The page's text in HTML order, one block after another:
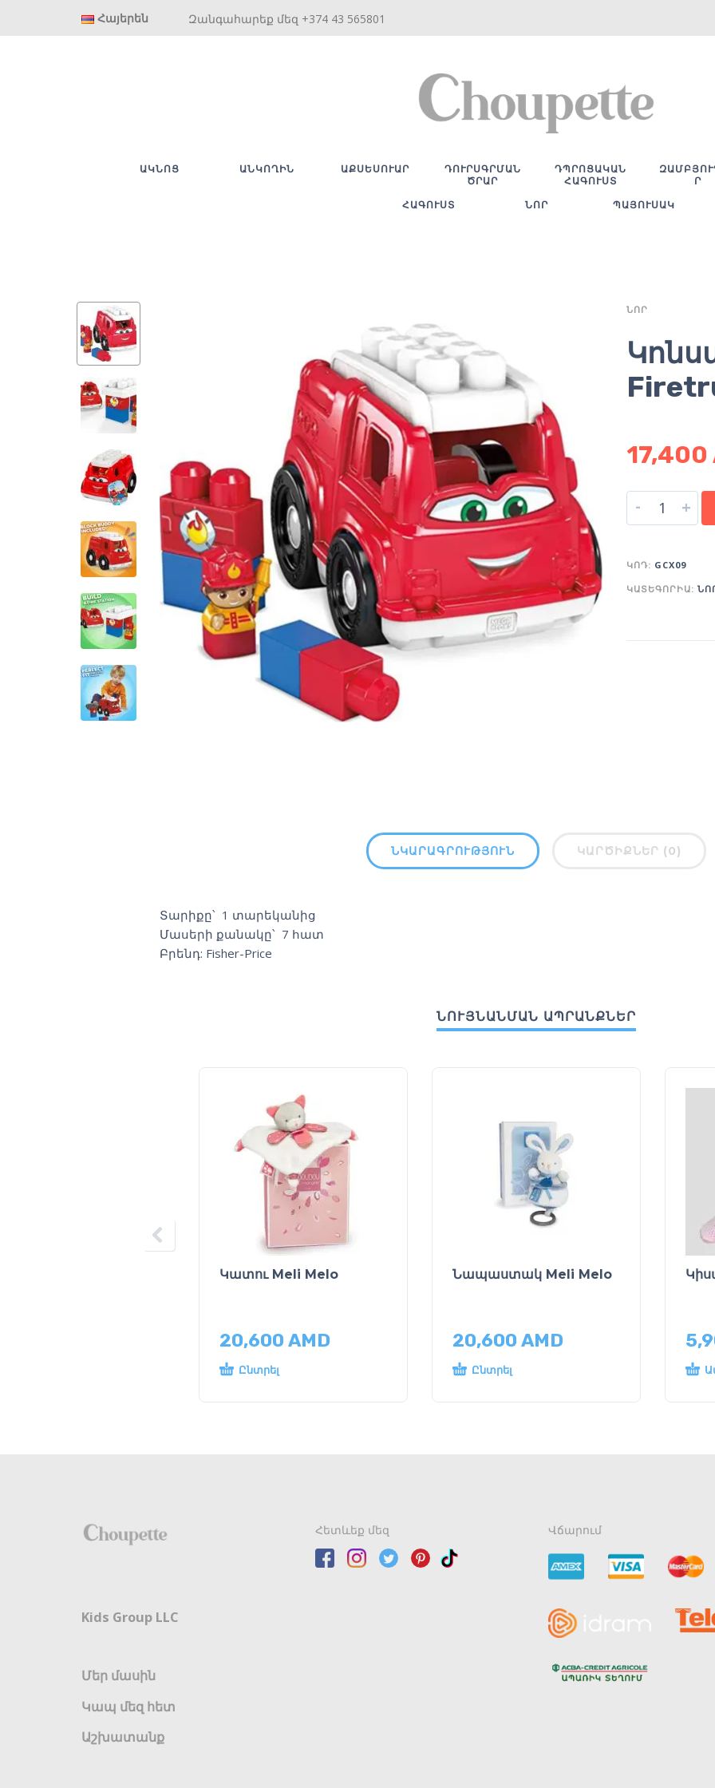
Հայերեն Զանգահարեք մեզ +374 43 565801
ԱԿՆՈՑ ԱՆԿՈՂԻՆ ԱՔՍԵՍՈՒԱՐ
ԴՈՒՐՍԳՐՄԱՆ
ԾՐԱՐ
ԴՊՐՈՑԱԿԱՆ
ՀԱԳՈՒՍՏ
Ր
ՀԱԳՈՒՍՏ ՆՈՐ ՊԱՅՈՒՍԱԿ
ՆՈՐ
17,400
- +
ԿՈԴ: GCX09
ԿԱՏԵԳՈՐԻԱ:
ՆԿԱՐԱԳՐՈՒԹՅՈՒՆ ԿԱՐԾԻՔՆԵՐ (0)
Տարիքը՝ 1 տարեկանից
Մասերի քանակը՝ 7 հատ
Բրենդ: Fisher-Price
ՆՈՒՅՆԱՆՄԱՆ ԱՊՐԱՆՔՆԵՐ
Կատու Meli Melo
20,600 AMD
Ընտրել
Նապաստակ Meli Melo
20,600 AMD
Ընտրել
Kids Group LLC
Մեր մասին
Կապ մեզ հետ
Աշխատանք
Հետևեք մեզ Վճարում